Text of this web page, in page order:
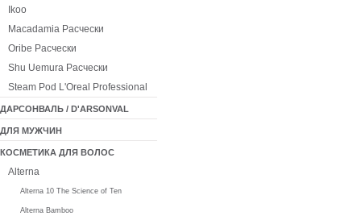
Ikoo
Macadamia Расчески
Oribe Расчески
Shu Uemura Расчески
Steam Pod L'Oreal Professional
ДАРСОНВАЛЬ / D'ARSONVAL
ДЛЯ МУЖЧИН
КОСМЕТИКА ДЛЯ ВОЛОС
Alterna
Alterna 10 The Science of Ten
Alterna Bamboo